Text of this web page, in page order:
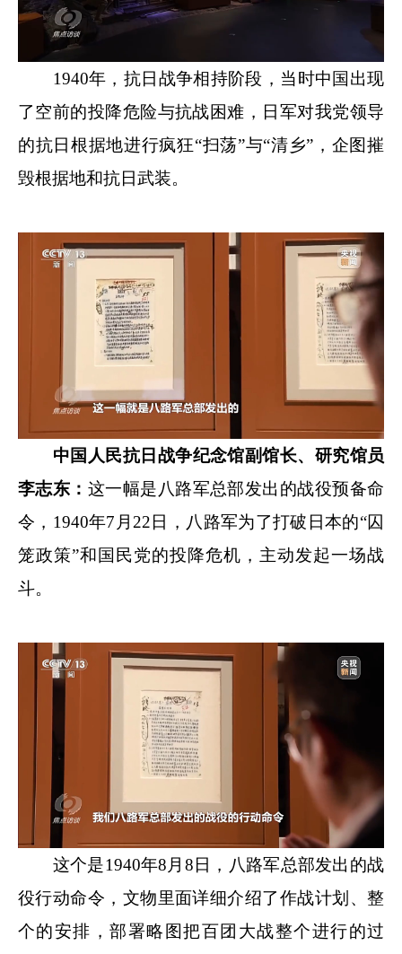
1940年，抗日战争相持阶段，当时中国出现
了空前的投降危险与抗战困难，日军对我党领导
的抗日根据地进行疯狂“扫荡”与“清乡”，企图摧
毁根据地和抗日武装。
中国人民抗日战争纪念馆副馆长、研究馆员
李志东： 这一幅是八路军总部发出的战役预备命
令，1940年7月22日，八路军为了打破日本的“囚
笼政策”和国民党的投降危机，主动发起一场战
斗。
这个是1940年8月8日，八路军总部发出的战
役行动命令，文物里面详细介绍了作战计划、整
个的安排，部署略图把百团大战整个进行的过